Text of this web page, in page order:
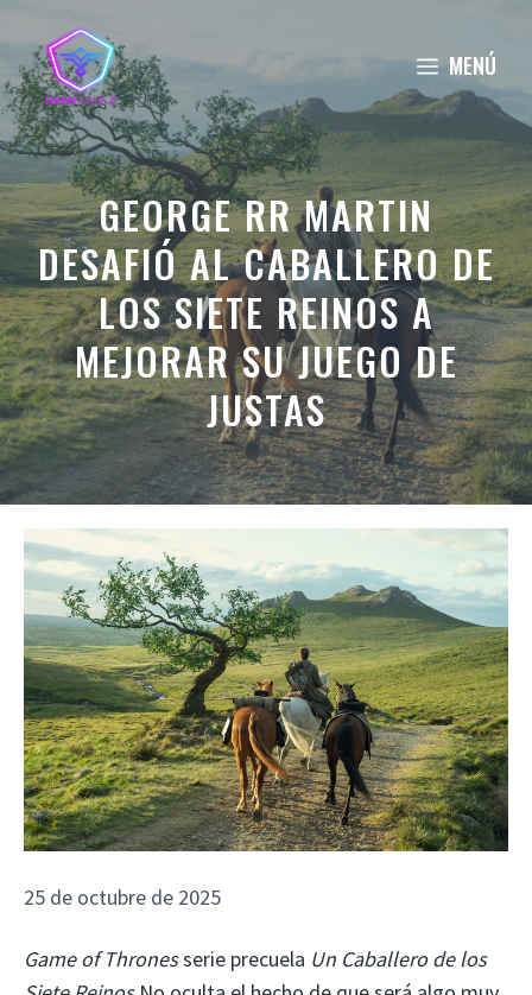
al
contenido
MENÚ
GEORGE RR MARTIN
DESAFIÓ AL CABALLERO DE
LOS SIETE REINOS A
MEJORAR SU JUEGO DE
JUSTAS
25 de octubre de 2025
Game of Thronesserie precuela Un Caballero de los